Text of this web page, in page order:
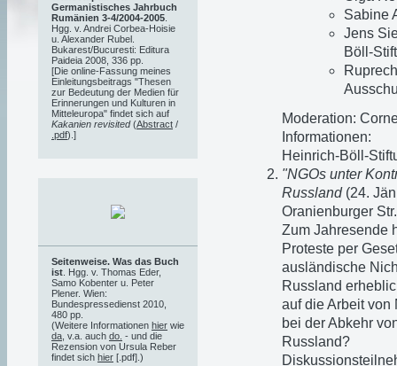
Sabine
Jens
Böll-
Moderation:
Informationen:
Heinrich-Böll-
"NGOs unter
Russland(24.
Oranienburger
Zum Jahresende
Proteste per
ausländische
Russland
auf die Arbeit von
bei der Abkehr
Russland?
Germanistisches Jahrbuch
Rumänien 3-4/2004-2005
Hgg. v. Andrei Corbea-Hoisie
u. Alexander Rubel.
Bukarest/Bucuresti: Editura
Paideia 2008, 336 pp.
[Die online-Fassung meines
Einleitungsbeitrags "Thesen
zur Bedeutung der Medien für
Erinnerungen und Kulturen in
Mitteleuropa" findet sich auf
Kakanien revisited(Abstract /
.pdf).]
Seitenweise. Was das Buch
ist . Hgg. v. Thomas Eder,
Samo Kobenter u. Peter
Plener. Wien:
Bundespressedienst 2010,
480 pp.
(Weitere Informationen hier wie
da , v.a. auch do. - und die
Rezension von Ursula Reber
findet sich hier [.pdf].)